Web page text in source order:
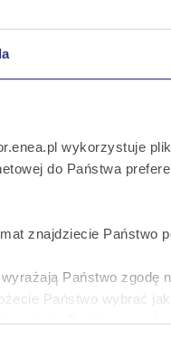
wykorzystuje
do Państwa
znajdziecie Państwo
wyrażają Państwo zgodę
Państwo wybrać